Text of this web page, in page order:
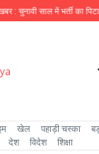
: चुनावी साल में भर्ती का
खेल पहाड़ी चस्का
देश विदेश शिक्षा